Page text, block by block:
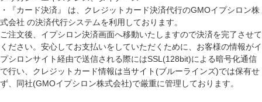
・『カード決済』 は、クレジットカード決済代行のGMOイプシロン株
式会社 の決済代行システムを利用しております。
ご注文後、イプシロン決済画面へ移動いたしますので決済を完了させて
ください。安心してお支払いをしていただくために、お客様の情報がイ
プシロンサイト経由で送信される際にはSSL(128bit)による暗号化通信
で行い、クレジットカード情報は当サイト(ブルーラインズ)では保有せ
ず、同社(GMOイプシロン株式会社)で厳重に管理しております。